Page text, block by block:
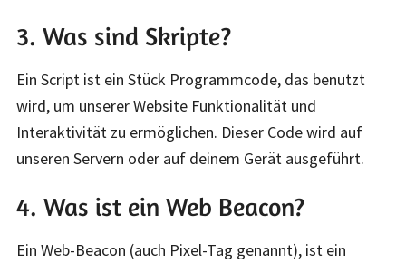
3. Was sind Skripte?
Ein Script ist ein Stück Programmcode, das benutzt
wird, um unserer Website Funktionalität und
Interaktivität zu ermöglichen. Dieser Code wird auf
unseren Servern oder auf deinem Gerät ausgeführt.
4. Was ist ein Web Beacon?
Ein Web-Beacon (auch Pixel-Tag genannt), ist ein